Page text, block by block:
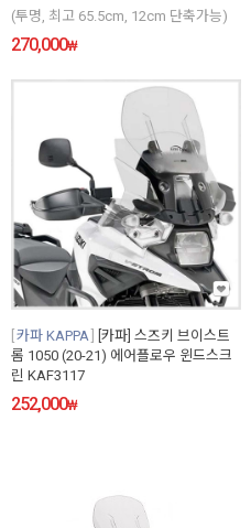
(투명, 최고 65.5cm, 12cm 단축가능)
270,000₩
카파 KAPPA
[카파] 스즈키 브이스트
롬 1050 (20-21) 에어플로우 윈드스크
린 KAF3117
252,000₩